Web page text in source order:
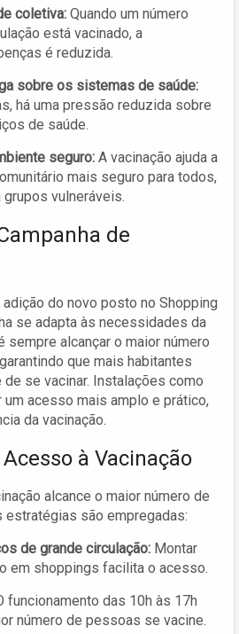
coletiva: Quando um número
está vacinado, a
é reduzida.
sobre os sistemas de saúde:
há uma pressão reduzida sobre
de saúde.
seguro: A vacinação ajuda a
mais seguro para todos,
vulneráveis.
de
do novo posto no Shopping
se adapta às necessidades da
sempre alcançar o maior número
que mais habitantes
de se vacinar. Instalações como
acesso mais amplo e prático,
da vacinação.
à Vacinação
alcance o maior número de
são empregadas:
de grande circulação: Montar
em shoppings facilita o acesso.
funcionamento das 10h às 17h
número de pessoas se vacine.